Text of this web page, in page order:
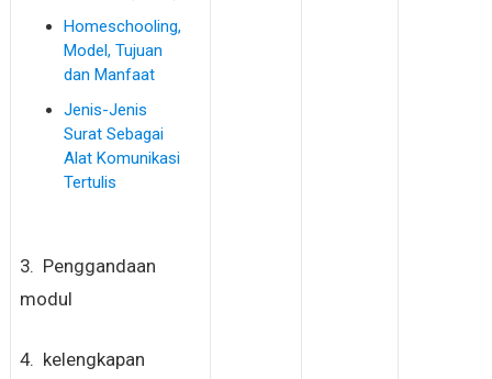
Homeschooling,
Model, Tujuan
dan Manfaat
Jenis-Jenis
Surat Sebagai
Alat Komunikasi
Tertulis
3. Penggandaan
modul
4. kelengkapan